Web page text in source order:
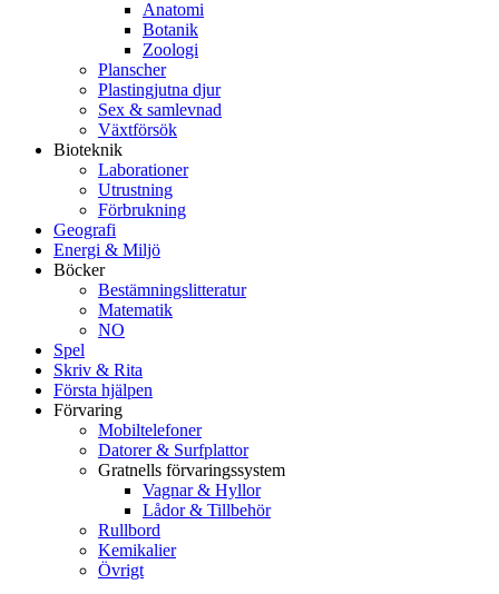
Anatomi
Botanik
Zoologi
Planscher
Plastingjutna djur
Sex & samlevnad
Växtförsök
Bioteknik
Laborationer
Utrustning
Förbrukning
Geografi
Energi & Miljö
Böcker
Bestämningslitteratur
Matematik
NO
Spel
Skriv & Rita
Första hjälpen
Förvaring
Mobiltelefoner
Datorer & Surfplattor
Gratnells förvaringssystem
Vagnar & Hyllor
Lådor & Tillbehör
Rullbord
Kemikalier
Övrigt